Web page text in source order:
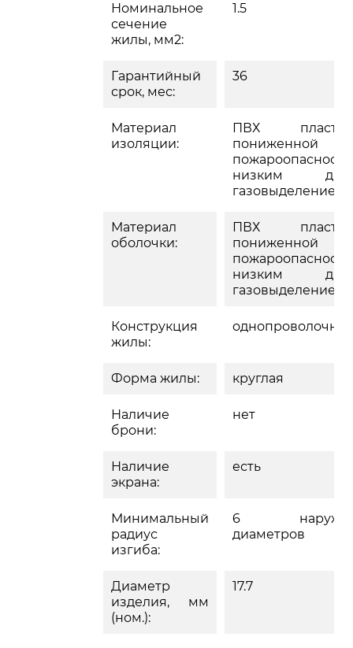
Номинальное
сечение
жилы, мм2:
1.5
Гарантийный
срок, мес:
36
Материал
изоляции:
ПВХ
пониженной
низким
газовыделением
Материал
оболочки:
ПВХ
пониженной
низким
газовыделением
Конструкция
жилы:
однопроволочная
Форма жилы: круглая
Наличие
брони:
нет
Наличие
экрана:
есть
Минимальный
радиус
изгиба:
6
диаметров
Диаметр
изделия, мм
(ном.):
17.7